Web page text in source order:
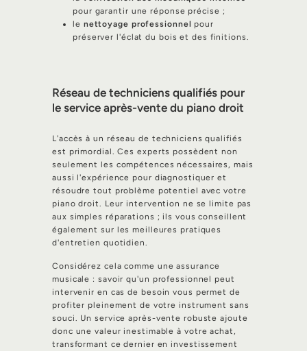
pour garantir une réponse précise ;
le nettoyage professionnel pour
préserver l'éclat du bois et des finitions.
Réseau de techniciens qualifiés pour
le service après-vente du piano droit
L'accès à un réseau de techniciens qualifiés
est primordial. Ces experts possèdent non
seulement les compétences nécessaires, mais
aussi l'expérience pour diagnostiquer et
résoudre tout problème potentiel avec votre
piano droit. Leur intervention ne se limite pas
aux simples réparations ; ils vous conseillent
également sur les meilleures pratiques
d'entretien quotidien.
Considérez cela comme une assurance
musicale : savoir qu'un professionnel peut
intervenir en cas de besoin vous permet de
profiter pleinement de votre instrument sans
souci. Un service après-vente robuste ajoute
donc une valeur inestimable à votre achat,
transformant ce dernier en investissement